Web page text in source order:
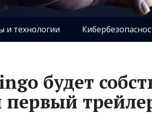
и технологии
будет